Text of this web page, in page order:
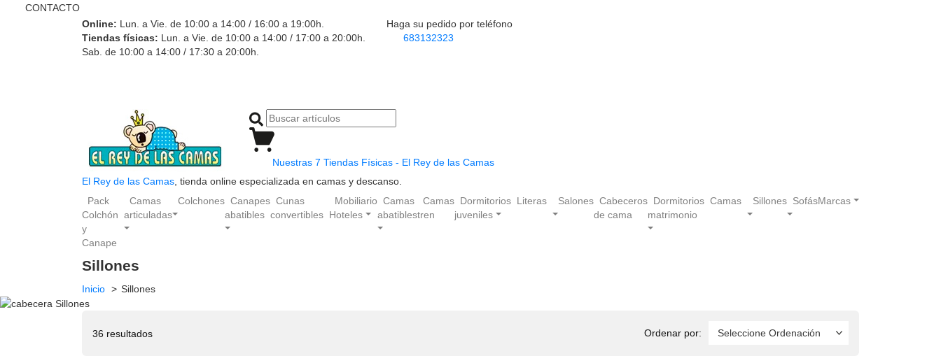
CONTACTO
Online: Lun. a Vie. de 10:00 a 14:00 / 16:00 a 19:00h.
Tiendas físicas: Lun. a Vie. de 10:00 a 14:00 / 17:00 a 20:00h.
Sab. de 10:00 a 14:00 / 17:30 a 20:00h.
Haga su pedido por teléfono
683132323
Nuestras 7 Tiendas Físicas - El Rey de las Camas
El Rey de las Camas , tienda online especializada en camas y descanso.
Pack
Colchón
y
Canape
Camas
articuladas
Colchones Canapes
abatibles
Cunas
convertibles
Mobiliario
Hoteles
Camas
abatibles
Camas
tren
Dormitorios
juveniles
Literas Salones Cabeceros
de cama
Dormitorios
matrimonio
Camas Sillones SofásMarcas
Sillones
Inicio Sillones
36 resultados Ordenar por: